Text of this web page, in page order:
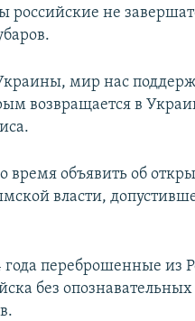
российские не
мир нас
возвращается в
время объявить об
власти,
года переброшенные из
без опознавательных